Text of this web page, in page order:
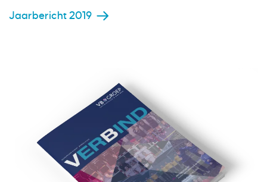
Jaarbericht 2019